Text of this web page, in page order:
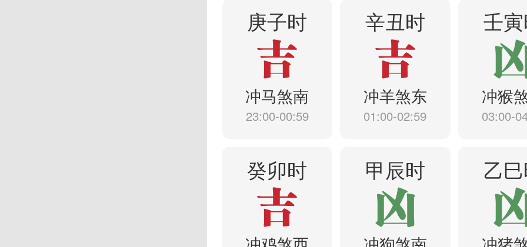
庚子时
冲马煞南
23:00-00:59
辛丑时
冲羊煞东
01:00-02:59
壬
冲猴
03:00-
癸卯时 甲辰时 乙